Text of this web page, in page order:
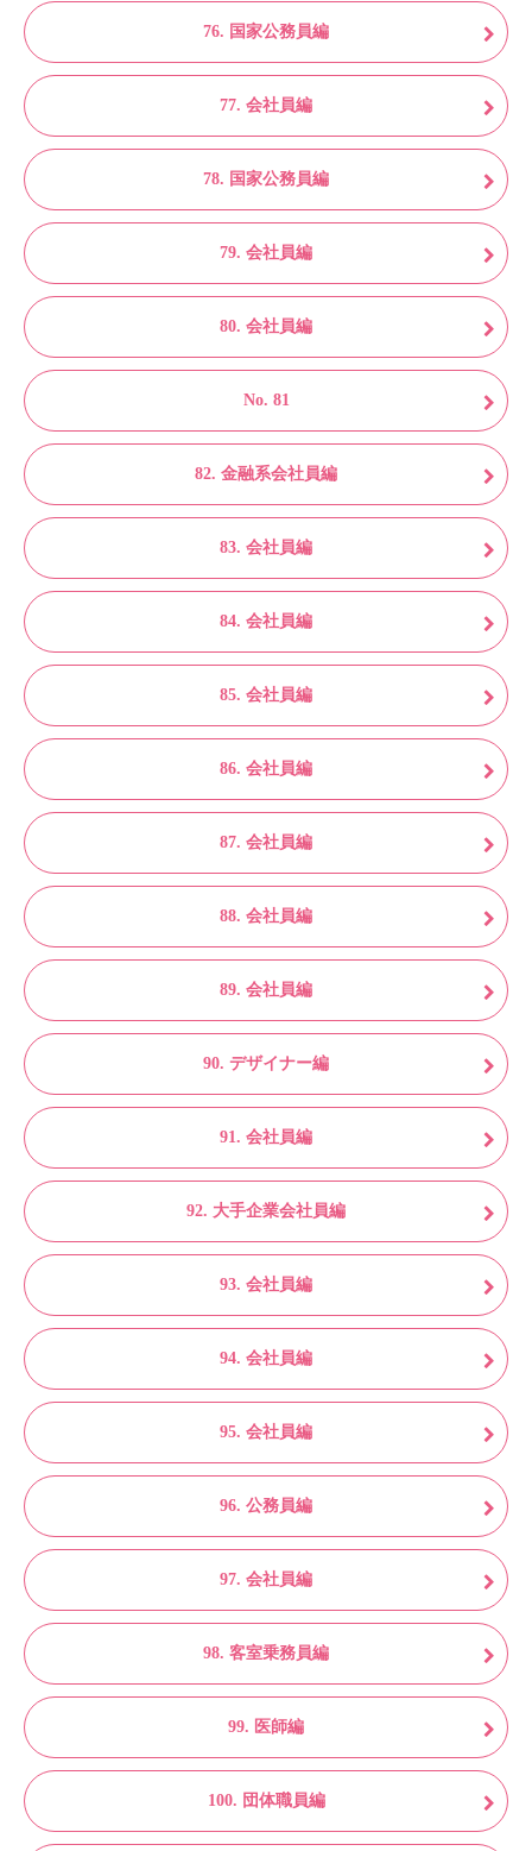
76. 国家公務員編
77. 会社員編
78. 国家公務員編
79. 会社員編
80. 会社員編
No. 81
82. 金融系会社員編
83. 会社員編
84. 会社員編
85. 会社員編
86. 会社員編
87. 会社員編
88. 会社員編
89. 会社員編
90. デザイナー編
91. 会社員編
92. 大手企業会社員編
93. 会社員編
94. 会社員編
95. 会社員編
96. 公務員編
97. 会社員編
98. 客室乗務員編
99. 医師編
100. 団体職員編